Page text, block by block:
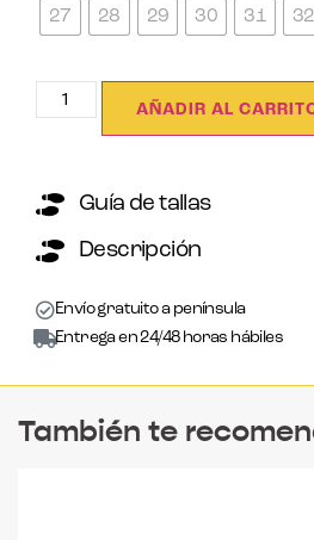
27 28 29 30 31 32
AÑADIR AL
Guía de tallas
Descripción
Envío gratuito a península
Entrega en 24/48 horas hábiles
También te